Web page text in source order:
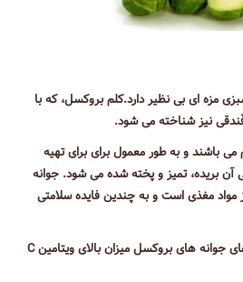
مزه ای بی نظیر دارد.کلم بروکسل، که با
نیز شناخته می شود.
باشند و به طور معمول برای برای تهیه
بریده، تمیز و پخته شده می شود. جوانه
مواد مغذی است و به چندین فایده سلامتی
یکی از برجسته ترین ویژگی های جوانه های بروکسل میزان بالای ویتامین C